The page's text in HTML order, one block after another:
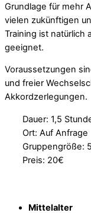
Grundlage für mehr
vielen zukünftigen
Training ist natürlich
geeignet.
Voraussetzungen
und freier
Akkordzerlegungen.
Dauer: 1,5
Ort: Auf Anfrage
Gruppengröße:
Preis: 20€
Mittelalter